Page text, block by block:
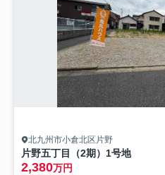
北九州市小倉北区片野
片野五丁目（2期） 1号地
2,380万円